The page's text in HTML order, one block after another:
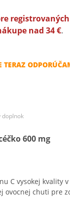
nad 34 €.
TERAZ
doplnok
600 mg
C vysokej kvality
ovocnej chuti pre